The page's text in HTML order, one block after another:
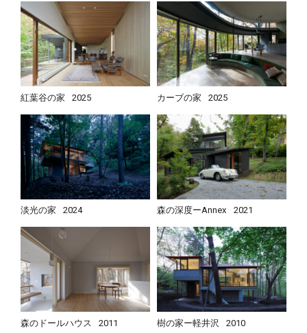
紅葉谷の家 2025 カーブの家 2025
淡光の家 2024 森の深度ーAnnex 2021
森のドールハウス 2011 樹の家ー軽井沢 2010